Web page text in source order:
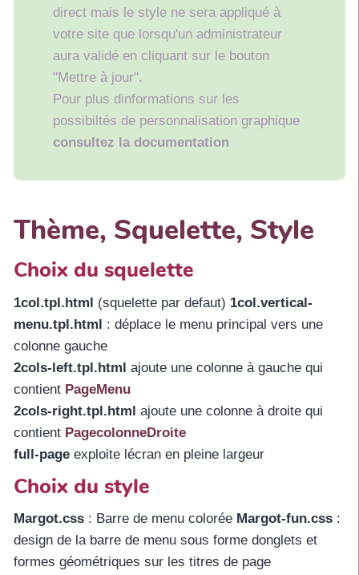
direct mais le style ne sera appliqué à
votre site que lorsqu'un administrateur
aura validé en cliquant sur le bouton
"Mettre à jour".
Pour plus dinformations sur les
possibiltés de personnalisation graphique
consultez la documentation
Thème, Squelette, Style
Choix du squelette
1col.tpl.html (squelette par defaut) 1col.vertical-
menu.tpl.html : déplace le menu principal vers une
colonne gauche
2cols-left.tpl.html ajoute une colonne à gauche qui
contient PageMenu
2cols-right.tpl.html ajoute une colonne à droite qui
contient PagecolonneDroite
full-page exploite lécran en pleine largeur
Choix du style
Margot.css : Barre de menu colorée Margot-fun.css :
design de la barre de menu sous forme donglets et
formes géométriques sur les titres de page